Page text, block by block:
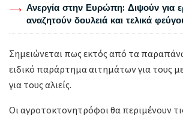
Ανεργία στην Ευρώπη: Διψούν για
αναζητούν δουλειά και τελικά
Σημειώνεται πως εκτός από τα
ειδικό παράρτημα αιτημάτων για τους
για τους αλιείς.
Οι αγροτοκτονητρόφοι θα περιμένουν